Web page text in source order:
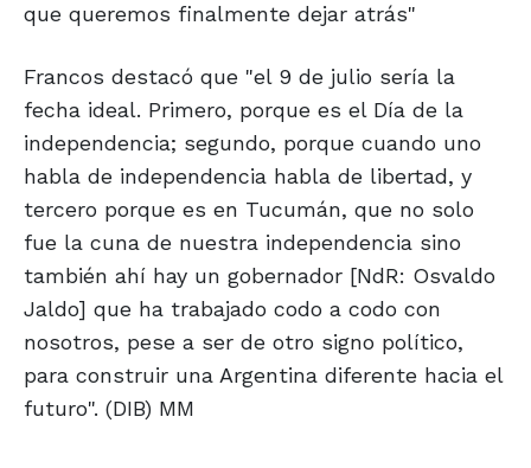
que queremos finalmente dejar atrás"
Francos destacó que "el 9 de julio sería la
fecha ideal. Primero, porque es el Día de la
independencia; segundo, porque cuando uno
habla de independencia habla de libertad, y
tercero porque es en Tucumán, que no solo
fue la cuna de nuestra independencia sino
también ahí hay un gobernador [NdR: Osvaldo
Jaldo] que ha trabajado codo a codo con
nosotros, pese a ser de otro signo político,
para construir una Argentina diferente hacia el
futuro". (DIB) MM